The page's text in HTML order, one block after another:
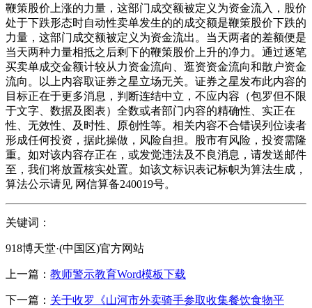
鞭策股价上涨的力量，这部门成交额被定义为资金流入，股价
处于下跌形态时自动性卖单发生的的成交额是鞭策股价下跌的
力量，这部门成交额被定义为资金流出。当天两者的差额便是
当天两种力量相抵之后剩下的鞭策股价上升的净力。通过逐笔
买卖单成交金额计较从力资金流向、逛资资金流向和散户资金
流向。以上内容取证券之星立场无关。证券之星发布此内容的
目标正在于更多消息，判断连结中立，不应内容（包罗但不限
于文字、数据及图表）全数或者部门内容的精确性、实正在
性、无效性、及时性、原创性等。相关内容不合错误列位读者
形成任何投资，据此操做，风险自担。股市有风险，投资需隆
重。如对该内容存正在，或发觉违法及不良消息，请发送邮件
至，我们将放置核实处置。如该文标识表记标帜为算法生成，
算法公示请见 网信算备240019号。
关键词：
918博天堂·(中国区)官方网站
上一篇： 教师警示教育Word模板下载
下一篇： 关于收罗《山河市外卖骑手参取收集餐饮食物平